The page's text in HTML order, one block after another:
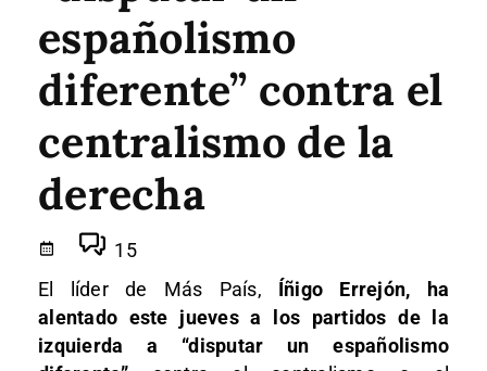
españolismo
diferente” contra el
centralismo de la
derecha
15
El líder de Más País, Íñigo Errejón, ha
alentado este jueves a los partidos de la
izquierda a “disputar un españolismo